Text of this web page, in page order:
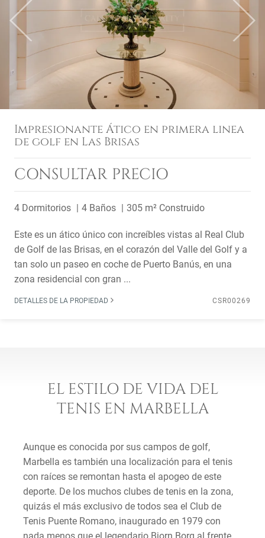
Previous Next
Impresionante Ático en primera linea
de golf en Las Brisas
CONSULTAR PRECIO
4 Dormitorios 4 Baños 305 m² Construido
Este es un ático único con increíbles vistas al Real Club
de Golf de las Brisas, en el corazón del Valle del Golf y a
tan solo un paseo en coche de Puerto Banús, en una
zona residencial con gran ...
DETALLES DE LA PROPIEDAD CSR00269
EL ESTILO DE VIDA DEL
TENIS EN MARBELLA
Aunque es conocida por sus campos de golf,
Marbella es también una localización para el tenis
con raíces se remontan hasta el apogeo de este
deporte. De los muchos clubes de tenis en la zona,
quizás el más exclusivo de todos sea el Club de
Tenis Puente Romano, inaugurado en 1979 con